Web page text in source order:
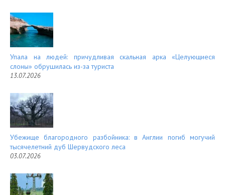
Упала на людей: причудливая скальная арка «Целующиеся
слоны» обрушилась из-за туриста
13.07.2026
Убежище благородного разбойника: в Англии погиб могучий
тысячелетний дуб Шервудского леса
03.07.2026